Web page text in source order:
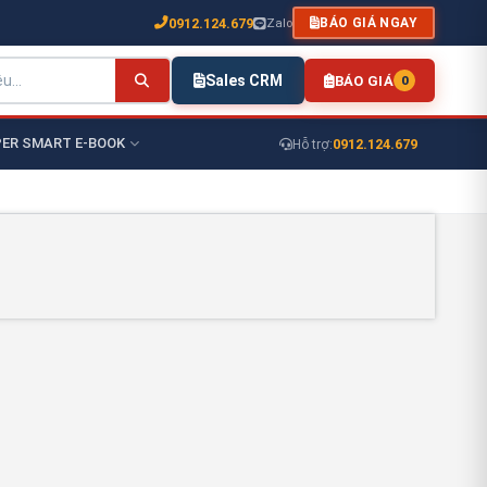
0912.124.679 Zalo BÁO GIÁ NGAY
Sales CRM BÁO GIÁ 0
SMART E-BOOK Hỗ trợ:0912.124.679